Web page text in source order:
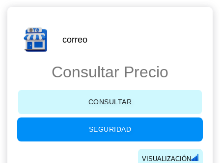
correo
Consultar Precio
CONSULTAR
SEGURIDAD
VISUALIZACIÓN